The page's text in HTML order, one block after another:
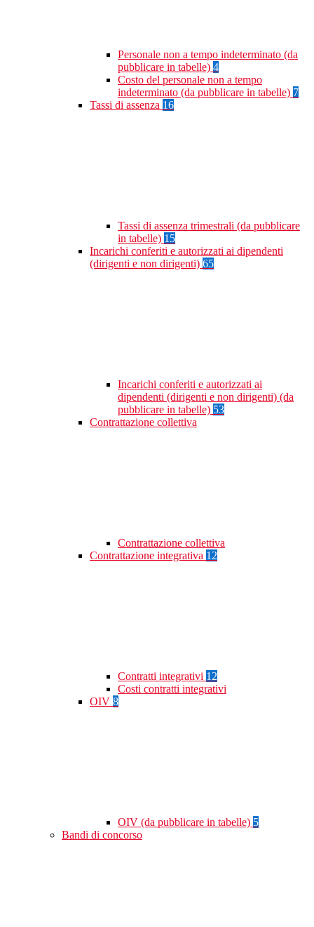
Personale non a tempo indeterminato (da
pubblicare in tabelle) 4
Costo del personale non a tempo
indeterminato (da pubblicare in tabelle) 7
Tassi di assenza 16
Tassi di assenza trimestrali (da pubblicare
in tabelle) 15
Incarichi conferiti e autorizzati ai dipendenti
(dirigenti e non dirigenti) 65
Incarichi conferiti e autorizzati ai
dipendenti (dirigenti e non dirigenti) (da
pubblicare in tabelle) 53
Contrattazione collettiva
Contrattazione collettiva
Contrattazione integrativa 12
Contratti integrativi 12
Costi contratti integrativi
OIV 8
OIV (da pubblicare in tabelle) 5
Bandi di concorso